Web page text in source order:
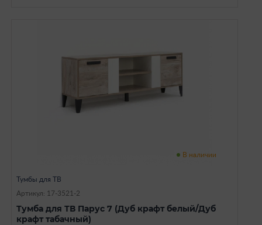
В наличии
Тумбы для ТВ
Артикул: 17-3521-2
Тумба для ТВ Парус 7 (Дуб крафт белый/Дуб
крафт табачный)